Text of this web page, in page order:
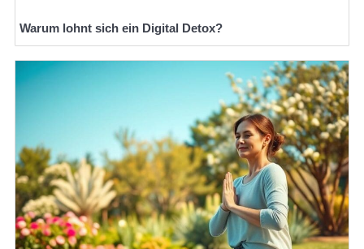
Warum lohnt sich ein Digital Detox?